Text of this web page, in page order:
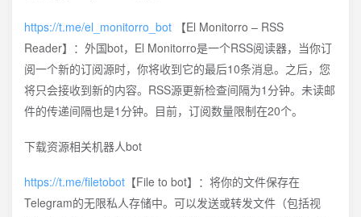
https://t.me/el_monitorro_bot 【El Monitorro – RSS
Reader】：外国bot，El Monitorro是一个RSS阅读器，当你订
阅一个新的订阅源时，你将收到它的最后10条消息。之后，您
将只会接收到新的内容。RSS源更新检查间隔为1分钟。未读邮
件的传递间隔也是1分钟。目前，订阅数量限制在20个。
下载资源相关机器人bot
https://t.me/filetobot 【File to bot】：将你的文件保存在
Telegram的无限私人存储中。可以发送或转发文件（包括视